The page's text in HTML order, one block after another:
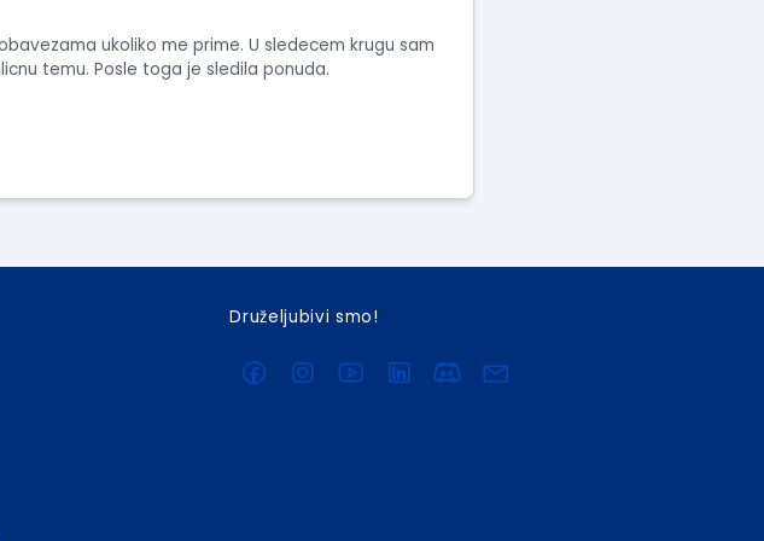
ukoliko me prime. U sledecem krugu sam
temu. Posle toga je sledila ponuda.
Druželjubivi smo!